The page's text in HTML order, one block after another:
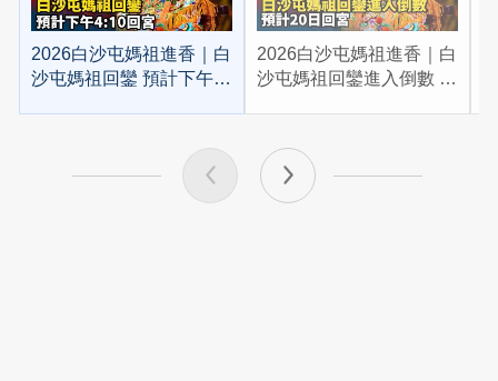
2026白沙屯媽祖進香｜白
沙屯媽祖回鑾 預計下午
2026白沙屯媽祖進香｜白
沙屯媽祖回鑾進入倒數 預